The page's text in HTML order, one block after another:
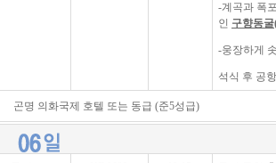
-계곡과 폭
인 구향동
-웅장하게
석식 후 공
곤명 의화국제 호텔 또는 동급 (준5성급)